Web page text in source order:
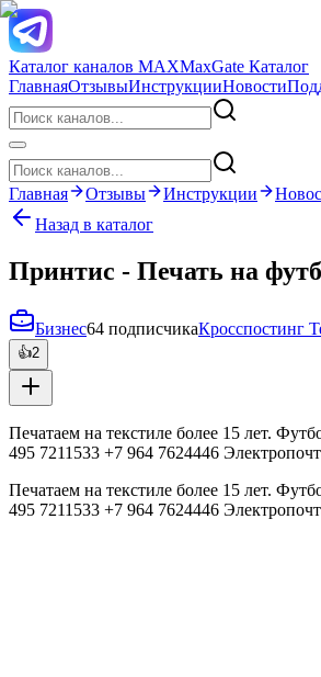
Каталог каналов MAXMaxGate Каталог
ГлавнаяОтзывыИнструкцииНовости
Главная Отзывы Инструкции
Назад в каталог
Принтис - Печать на
Бизнес64 подписчикаКросспостинг
👍2
Печатаем на текстиле более 15 лет.
495 7211533 +7 964 7624446
Печатаем на текстиле более 15 лет.
495 7211533 +7 964 7624446